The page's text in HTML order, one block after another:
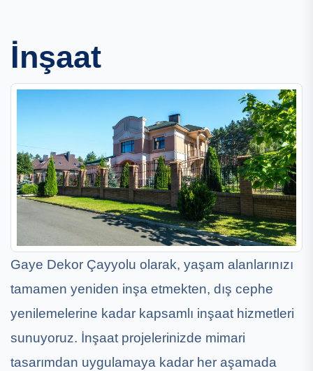
İnşaat
Gaye Dekor Çayyolu olarak, yaşam alanlarınızı
tamamen yeniden inşa etmekten, dış cephe
yenilemelerine kadar kapsamlı inşaat hizmetleri
sunuyoruz. İnşaat projelerinizde mimari
tasarımdan uygulamaya kadar her aşamada